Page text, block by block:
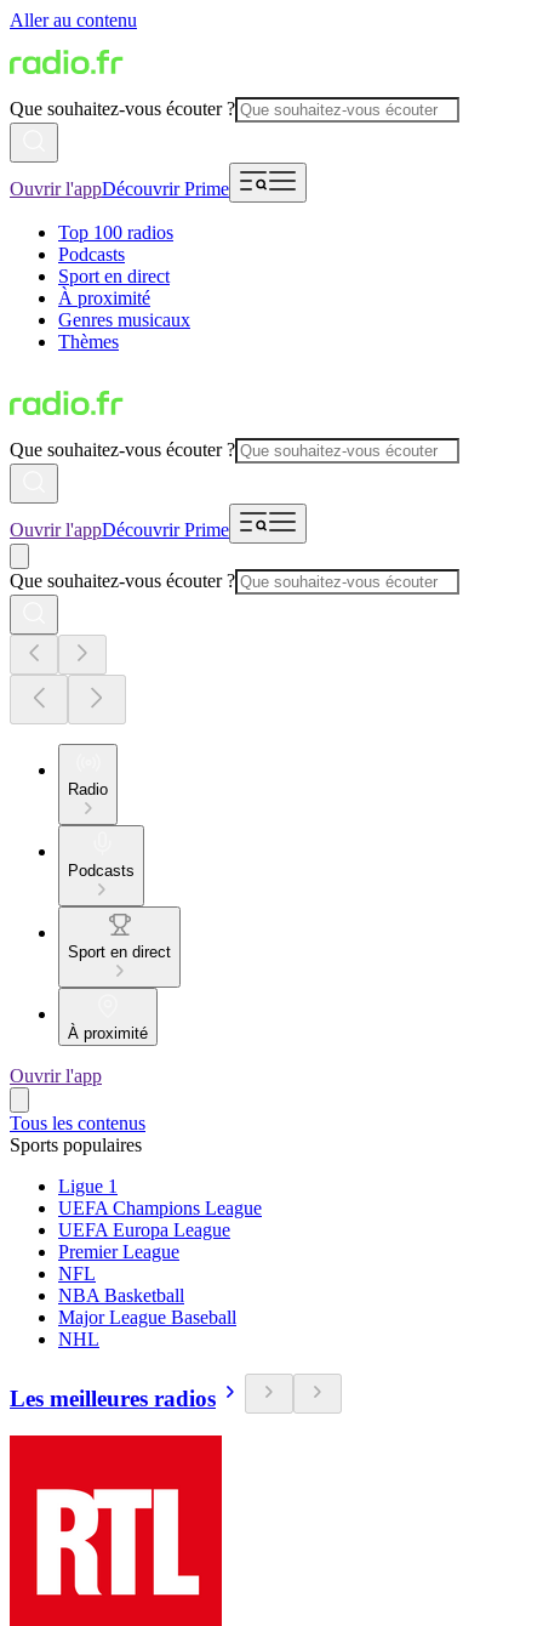
Aller au contenu
Que souhaitez-vous écouter ?
Ouvrir l'appDécouvrir Prime
Top 100 radios
Podcasts
Sport en direct
À proximité
Genres musicaux
Thèmes
Que souhaitez-vous écouter ?
Ouvrir l'appDécouvrir Prime
Que souhaitez-vous écouter ?
Radio
Podcasts
Sport en direct
À proximité
Ouvrir l'app
Tous les contenus
Sports populaires
Ligue 1
UEFA Champions League
UEFA Europa League
Premier League
NFL
NBA Basketball
Major League Baseball
NHL
Les meilleures radios